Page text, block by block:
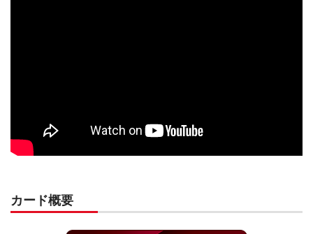
カード概要